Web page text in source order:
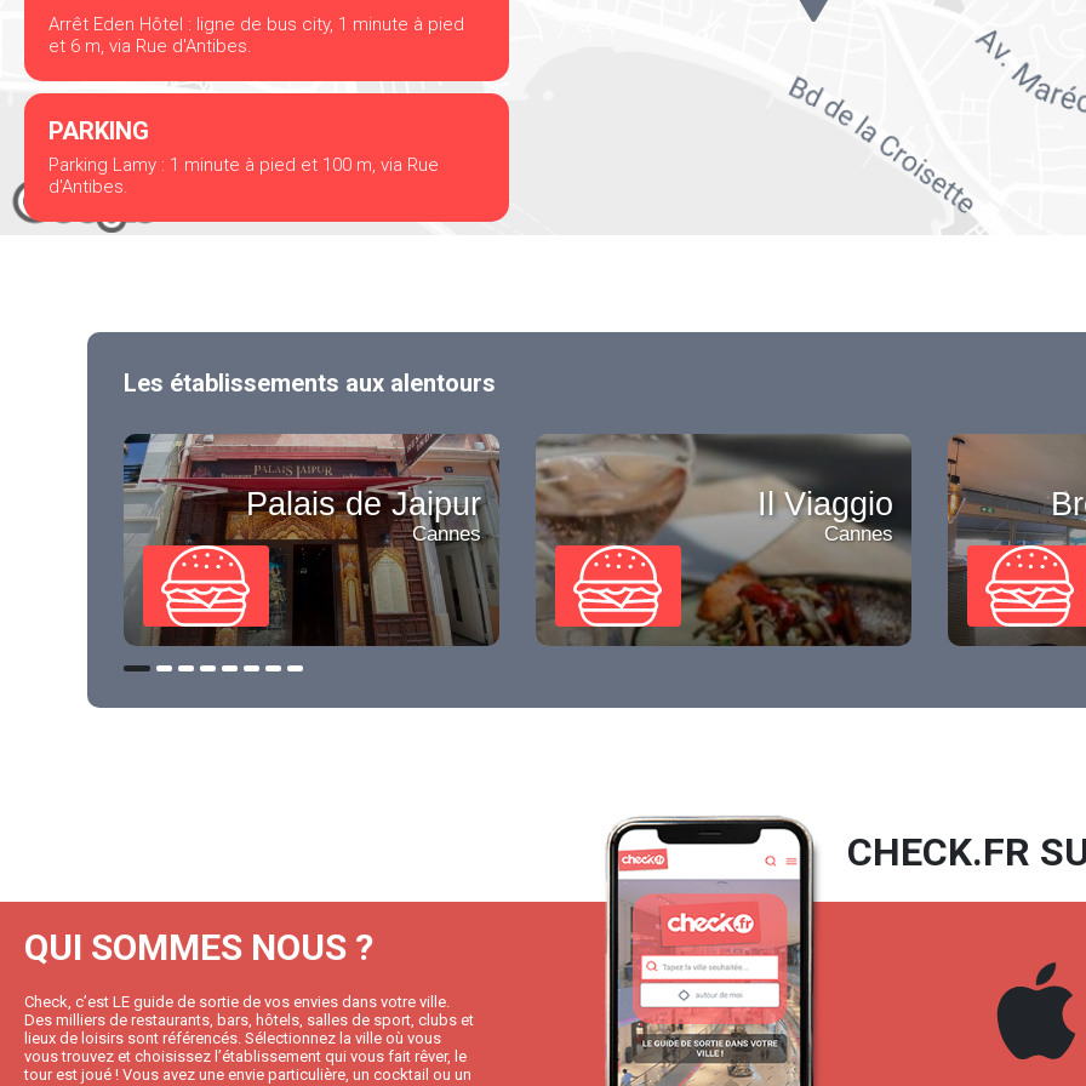
Arrêt Eden Hôtel : ligne de bus city, 1 minute à pied
et 6 m, via Rue d'Antibes.
PARKING
Parking Lamy : 1 minute à pied et 100 m, via Rue
d'Antibes.
Les établissements aux alentours
Palais de Jaipur
Cannes
Il Viaggio
Cannes
QUI SOMMES NOUS ?
Check, c’est LE guide de sortie de vos envies dans votre ville.
Des milliers de restaurants, bars, hôtels, salles de sport, clubs et
lieux de loisirs sont référencés. Sélectionnez la ville où vous
vous trouvez et choisissez l’établissement qui vous fait rêver, le
tour est joué ! Vous avez une envie particulière, un cocktail ou un
CHECK.FR